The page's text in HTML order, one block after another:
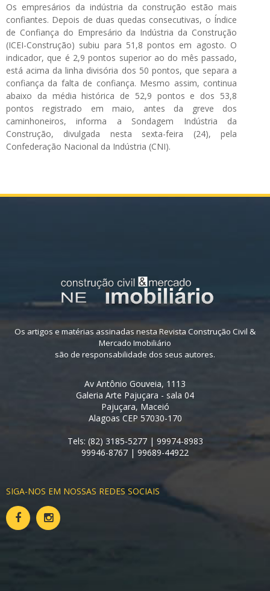
Os empresários da indústria da construção estão mais
confiantes. Depois de duas quedas consecutivas, o Índice
de Confiança do Empresário da Indústria da Construção
(ICEI-Construção) subiu para 51,8 pontos em agosto. O
indicador, que é 2,9 pontos superior ao do mês passado,
está acima da linha divisória dos 50 pontos, que separa a
confiança da falta de confiança. Mesmo assim, continua
abaixo da média histórica de 52,9 pontos e dos 53,8
pontos registrado em maio, antes da greve dos
caminhoneiros, informa a Sondagem Indústria da
Construção, divulgada nesta sexta-feira (24), pela
Confederação Nacional da Indústria (CNI).
Os artigos e matérias assinadas nesta Revista Construção Civil &
Mercado Imobiliário
são de responsabilidade dos seus autores.
Av Antônio Gouveia, 1113
Galeria Arte Pajuçara - sala 04
Pajuçara, Maceió
Alagoas CEP 57030-170
Tels: (82) 3185-5277 | 99974-8983
99946-8767 | 99689-44922
SIGA-NOS EM NOSSAS REDES SOCIAIS